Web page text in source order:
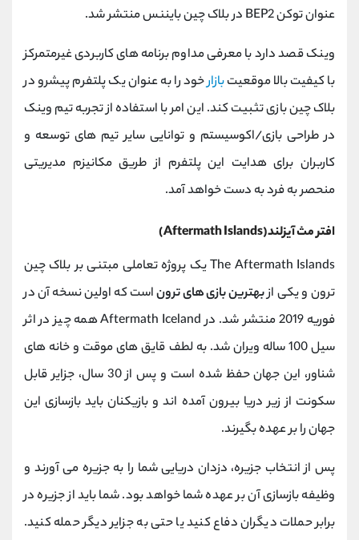
عنوان توکن BEP2 در بلاک چین بایننس منتشر شد.
وینک قصد دارد با معرفی مداوم برنامه های کاربردی غیرمتمرکز
با کیفیت بالا موقعیتبازارخود را به عنوان یک پلتفرم پیشرو در
بلاک چین بازی تثبیت کند. این امر با استفاده از تجربه تیم وینک
در طراحی بازی/اکوسیستم و توانایی سایر تیم های توسعه و
کاربران برای هدایت این پلتفرم از طریق مکانیزم مدیریتی
منحصر به فرد به دست خواهد آمد.
افتر مث آیزلند(Aftermath Islands)
The Aftermath Islands یک پروژه تعاملی مبتنی بر بلاک چین
ترون و یکی ازبهترین بازی های تروناست که اولین نسخه آن در
فوریه 2019 منتشر شد. در Aftermath Iceland همه چیز در اثر
سیل 100 ساله ویران شد. به لطف قایق های موقت و خانه های
شناور، این جهان حفظ شده است و پس از 30 سال، جزایر قابل
سکونت از زیر دریا بیرون آمده اند و بازیکنان باید بازسازی این
جهان را بر عهده بگیرند.
پس از انتخاب جزیره، دزدان دریایی شما را به جزیره می آورند و
وظیفه بازسازی آن بر عهده شما خواهد بود. شما باید از جزیره در
برابر حملات دیگران دفاع کنید یا حتی به جزایر دیگر حمله کنید.